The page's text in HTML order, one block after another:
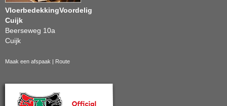
VloerbedekkingVoordelig
Cuijk
Beerseweg 10a
Cuijk
Maak een afspaak Route